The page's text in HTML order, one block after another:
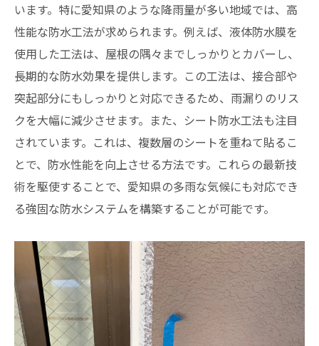
います。特に愛知県のような降雨量が多い地域では、高
性能な防水工法が求められます。例えば、液体防水膜を
使用した工法は、屋根の隅々までしっかりとカバーし、
長期的な防水効果を提供します。この工法は、接合部や
突起部分にもしっかりと対応できるため、雨漏りのリス
クを大幅に減少させます。また、シート防水工法も注目
されています。これは、複数層のシートを重ねて貼るこ
とで、防水性能を向上させる方法です。これらの最新技
術を駆使することで、愛知県の多雨な気候にも対応でき
る強固な防水システムを構築することが可能です。